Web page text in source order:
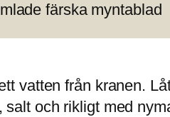
färska myntablad
vatten från kranen.
salt och rikligt med